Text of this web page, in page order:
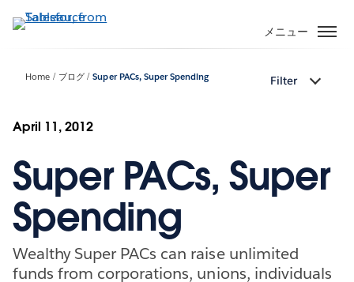
イ
移
メニュー
Home ブログ Super PACs, Super Spending Filter
April 11, 2012
Super PACs, Super
Spending
Wealthy Super PACs can raise unlimited
funds from corporations, unions, individuals